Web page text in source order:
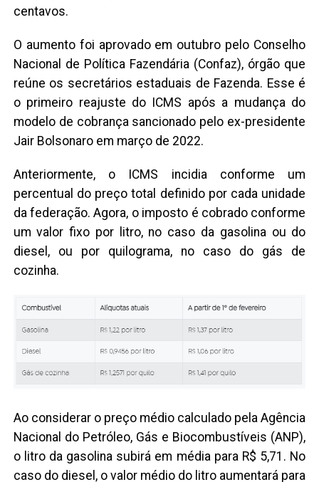
centavos.
O aumento foi aprovado em outubro pelo Conselho
Nacional de Política Fazendária (Confaz), órgão que
reúne os secretários estaduais de Fazenda. Esse é
o primeiro reajuste do ICMS após a mudança do
modelo de cobrança sancionado pelo ex-presidente
Jair Bolsonaro em março de 2022.
Anteriormente, o ICMS incidia conforme um
percentual do preço total definido por cada unidade
da federação. Agora, o imposto é cobrado conforme
um valor fixo por litro, no caso da gasolina ou do
diesel, ou por quilograma, no caso do gás de
cozinha.
Ao considerar o preço médio calculado pela Agência
Nacional do Petróleo, Gás e Biocombustíveis (ANP),
o litro da gasolina subirá em média para R$ 5,71. No
caso do diesel, o valor médio do litro aumentará para